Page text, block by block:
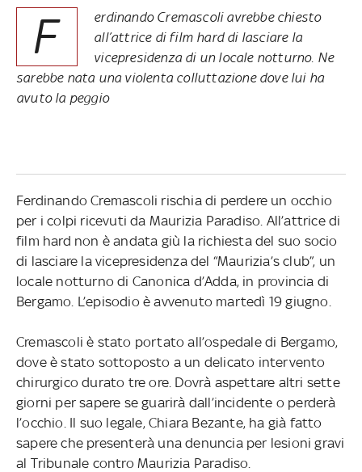
F
erdinando Cremascoli avrebbe chiesto
all’attrice di film hard di lasciare la
vicepresidenza di un locale notturno. Ne
sarebbe nata una violenta colluttazione dove lui ha
avuto la peggio
Ferdinando Cremascoli rischia di perdere un occhio
per i colpi ricevuti da Maurizia Paradiso. All’attrice di
film hard non è andata giù la richiesta del suo socio
di lasciare la vicepresidenza del “Maurizia’s club”, un
locale notturno di Canonica d’Adda, in provincia di
Bergamo. L’episodio è avvenuto martedì 19 giugno.
Cremascoli è stato portato all’ospedale di Bergamo,
dove è stato sottoposto a un delicato intervento
chirurgico durato tre ore. Dovrà aspettare altri sette
giorni per sapere se guarirà dall’incidente o perderà
l’occhio. Il suo legale, Chiara Bezante, ha già fatto
sapere che presenterà una denuncia per lesioni gravi
al Tribunale contro Maurizia Paradiso.